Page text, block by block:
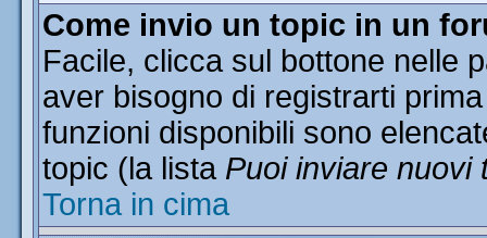
Come invio un topic in un
Facile, clicca sul bottone nelle
aver bisogno di registrarti
funzioni disponibili sono
topic (la lista Puoi inviare nuovi
Torna in cima